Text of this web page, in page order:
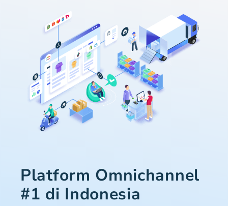
Platform Omnichannel
#1 di Indonesia